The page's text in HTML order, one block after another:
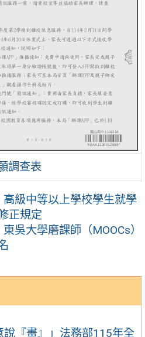
說『畫』」法務部115年全
調查表
高級中等以上學校學生就學
正規定
東吳大學磨課師（MOOCs）